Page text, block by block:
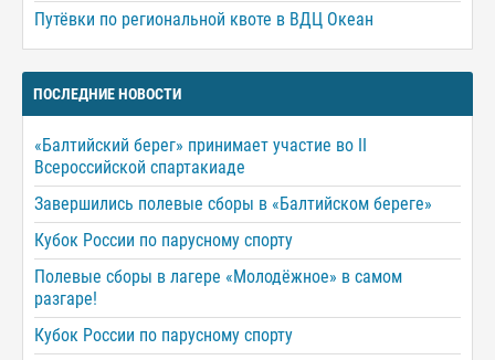
Путёвки по региональной квоте в ВДЦ Океан
ПОСЛЕДНИЕ НОВОСТИ
«Балтийский берег» принимает участие во II
Всероссийской спартакиаде
Завершились полевые сборы в «Балтийском береге»
Кубок России по парусному спорту
Полевые сборы в лагере «Молодёжное» в самом
разгаре!
Кубок России по парусному спорту